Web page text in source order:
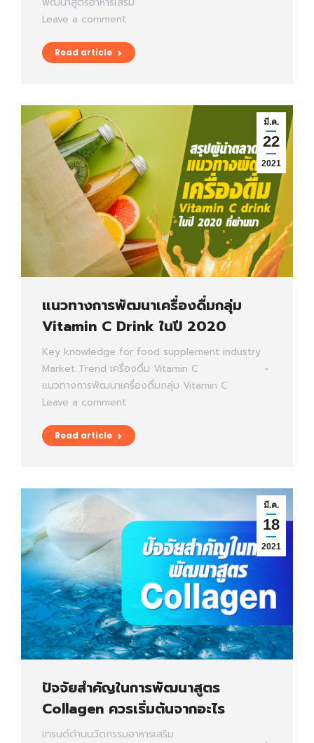
Leave a comment
Read article
มี.ค.
22
2021
แนวทางการพัฒนาเครื่องดื่มกลุ่ม
Vitamin C Drink ในปี 2020
Key knowledge for food supplement industry
Market Trend เครื่องดื่ม Vitamin C
แนวทางการพัฒนาเครื่องดื่มกลุ่ม Vitamin C
Leave a comment
Read article
มี.ค.
18
2021
ปัจจัยสำคัญในการพัฒนาสูตร
Collagen ควรเริ่มต้นจากอะไร
เทรนด์ด้านนวัตกรรมอาหารเสริม